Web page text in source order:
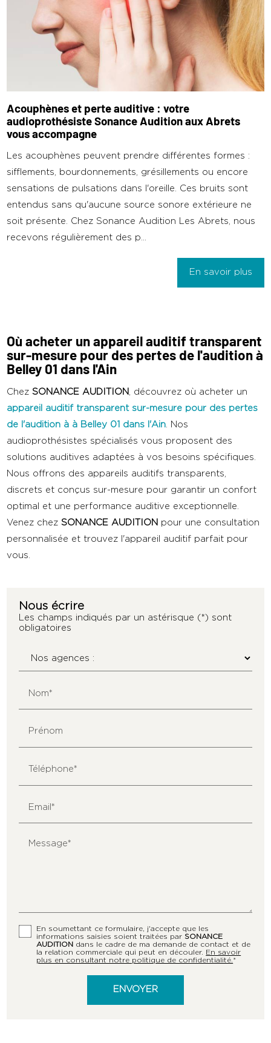
Acouphènes et perte auditive : votre
audioprothésiste Sonance Audition aux Abrets
vous accompagne
Les acouphènes peuvent prendre différentes formes :
sifflements, bourdonnements, grésillements ou encore
sensations de pulsations dans l'oreille. Ces bruits sont
entendus sans qu'aucune source sonore extérieure ne
soit présente. Chez Sonance Audition Les Abrets, nous
recevons régulièrement des p...
En savoir plus
Où acheter un appareil auditif transparent
sur-mesure pour des pertes de l'audition à
Belley 01 dans l'Ain
ChezSONANCE AUDITION , découvrez où acheter un
appareil auditif transparent sur-mesure pour des pertes
de l'audition à à Belley 01 dans l'Ain . Nos
audioprothésistes spécialisés vous proposent des
solutions auditives adaptées à vos besoins spécifiques.
Nous offrons des appareils auditifs transparents,
discrets et conçus sur-mesure pour garantir un confort
optimal et une performance auditive exceptionnelle.
Venez chezSONANCE AUDITION pour une consultation
personnalisée et trouvez l'appareil auditif parfait pour
vous.
Nous écrire
Les champs indiqués par un astérisque (*) sont
obligatoires
Nom*
Prénom
Téléphone*
Email*
Message*
En soumettant ce formulaire, j'accepte que les
informations saisies soient traitées par SONANCE
AUDITION dans le cadre de ma demande de contact et de
la relation commerciale qui peut en découler. En savoir
plus en consultant notre politique de confidentialité. *